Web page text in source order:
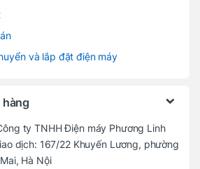
và lắp đặt điện máy
hàng
ty TNHH Điện máy Phương Linh
dịch: 167/22 Khuyến Lương, phường
Hà Nội